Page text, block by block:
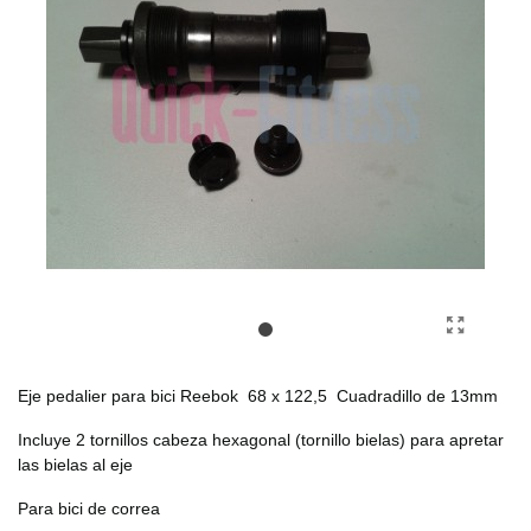
Eje pedalier para bici Reebok 68 x 122,5 Cuadradillo de 13mm
Incluye 2 tornillos cabeza hexagonal (tornillo bielas) para apretar
las bielas al eje
Para bici de correa